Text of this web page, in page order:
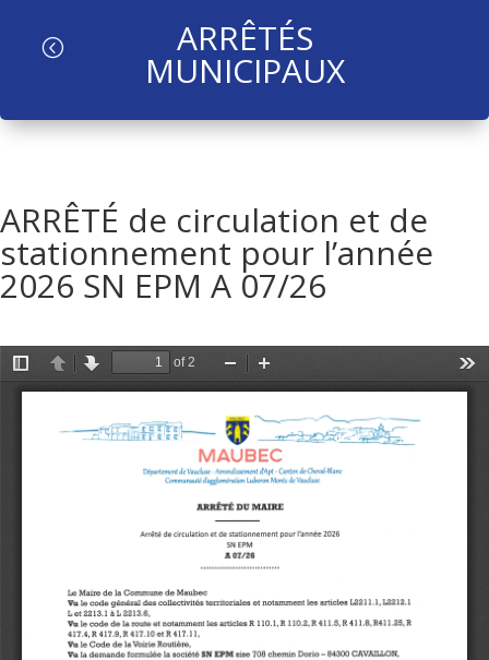
ARRÊTÉS
MUNICIPAUX
ARRÊTÉ de circulation et de
stationnement pour l’année
2026 SN EPM A 07/26